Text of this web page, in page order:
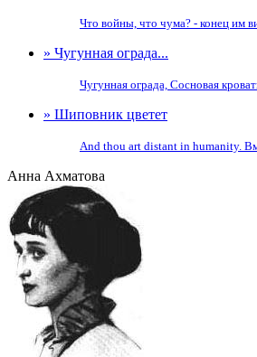
Что войны, что чума? - конец им
» Чугунная ограда...
Чугунная ограда, Сосновая
» Шиповник цветет
And thou art distant in humanity.
Анна Ахматова